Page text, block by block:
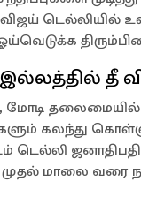
டெல்லியில்
இல்லத்தில் தீ
மோடி
கலந்து
டெல்லி
மாலை வரை